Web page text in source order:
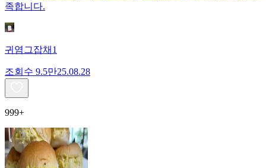
족합니다.
귀염그잡채1
조회수 9.5만25.08.28
999+